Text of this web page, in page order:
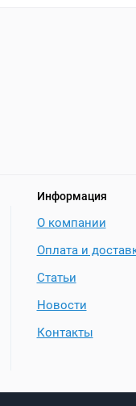
Информация
О компании
Оплата и
Статьи
Новости
Контакты